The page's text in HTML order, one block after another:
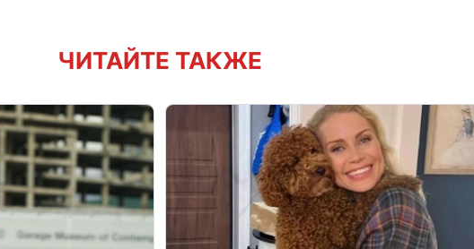
ЧИТАЙТЕ ТАКЖЕ